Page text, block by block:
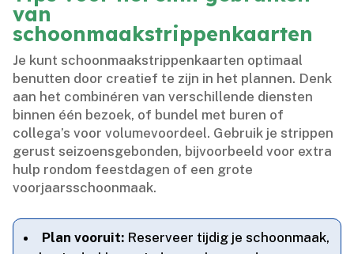
van
schoonmaakstrippenkaarten
Je kunt schoonmaakstrippenkaarten optimaal
benutten door creatief te zijn in het plannen.​ Denk
aan het combinéren van verschillende diensten
binnen één bezoek, of bundel met buren of
collega’s voor volumevoordeel.​ Gebruik je strippen
gerust seizoensgebonden, bijvoorbeeld voor extra
hulp rondom feestdagen of een grote
voorjaarsschoonmaak.​
Plan vooruit: Reserveer tijdig je schoonmaak,